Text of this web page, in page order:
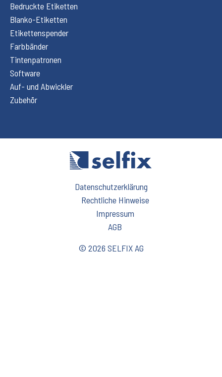
Bedruckte Etiketten
Blanko-Etiketten
Etikettenspender
Farbbänder
Tintenpatronen
Software
Auf- und Abwickler
Zubehör
Datenschutzerklärung
Rechtliche Hinweise
Impressum
AGB
© 2026 SELFIX AG